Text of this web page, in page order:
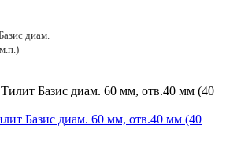
диам.
Базис диам. 60 мм, отв.40 мм (40